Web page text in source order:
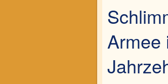
Armee